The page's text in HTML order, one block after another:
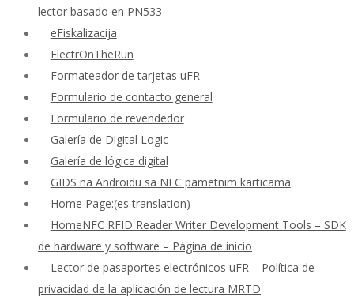
lector basado en PN533
eFiskalizacija
ElectrOnTheRun
Formateador de tarjetas uFR
Formulario de contacto general
Formulario de revendedor
Galería de Digital Logic
Galería de lógica digital
GIDS na Androidu sa NFC pametnim karticama
Home Page:(es translation)
HomeNFC RFID Reader Writer Development Tools – SDK
de hardware y software – Página de inicio
Lector de pasaportes electrónicos uFR – Política de
privacidad de la aplicación de lectura MRTD